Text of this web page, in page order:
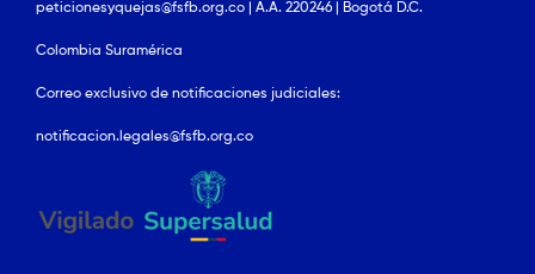
peticionesyquejas@fsfb.org.co | A.A. 220246 | Bogotá D.C.
Colombia Suramérica
Correo exclusivo de notificaciones judiciales:
notificacion.legales@fsfb.org.co